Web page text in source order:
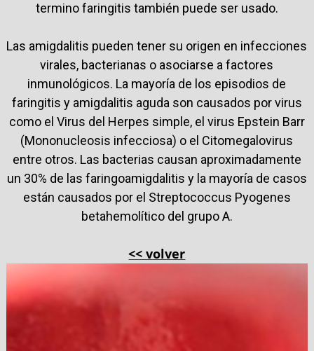
termino faringitis también puede ser usado.
Las amigdalitis pueden tener su origen en infecciones
virales, bacterianas o asociarse a factores
inmunológicos. La mayoría de los episodios de
faringitis y amigdalitis aguda son causados por virus
como el Virus del Herpes simple, el virus Epstein Barr
(Mononucleosis infecciosa) o el Citomegalovirus
entre otros. Las bacterias causan aproximadamente
un 30% de las faringoamigdalitis y la mayoría de casos
están causados por el Streptococcus Pyogenes
betahemolítico del grupo A.
<< volver